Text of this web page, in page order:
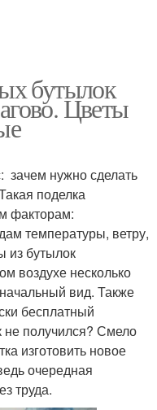
бутылок
Цветы
зачем нужно сделать
поделка
факторам:
температуры, ветру,
из бутылок
воздухе несколько
вид. Также
бесплатный
не получился? Смело
изготовить новое
очередная
труда.